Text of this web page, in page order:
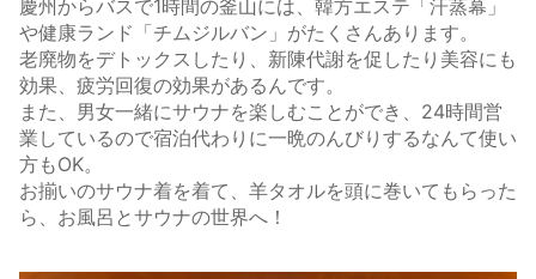
慶州からバスで1時間の釜山には、韓方エステ「汗蒸幕」
や健康ランド「チムジルバン」がたくさんあります。
老廃物をデトックスしたり、新陳代謝を促したり美容にも
効果、疲労回復の効果があるんです。
また、男女一緒にサウナを楽しむことができ、24時間営
業しているので宿泊代わりに一晩のんびりするなんて使い
方もOK。
お揃いのサウナ着を着て、羊タオルを頭に巻いてもらった
ら、お風呂とサウナの世界へ！